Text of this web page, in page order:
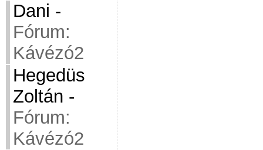
Dani -
Fórum:
Kávézó2
Hegedüs
Zoltán -
Fórum:
Kávézó2